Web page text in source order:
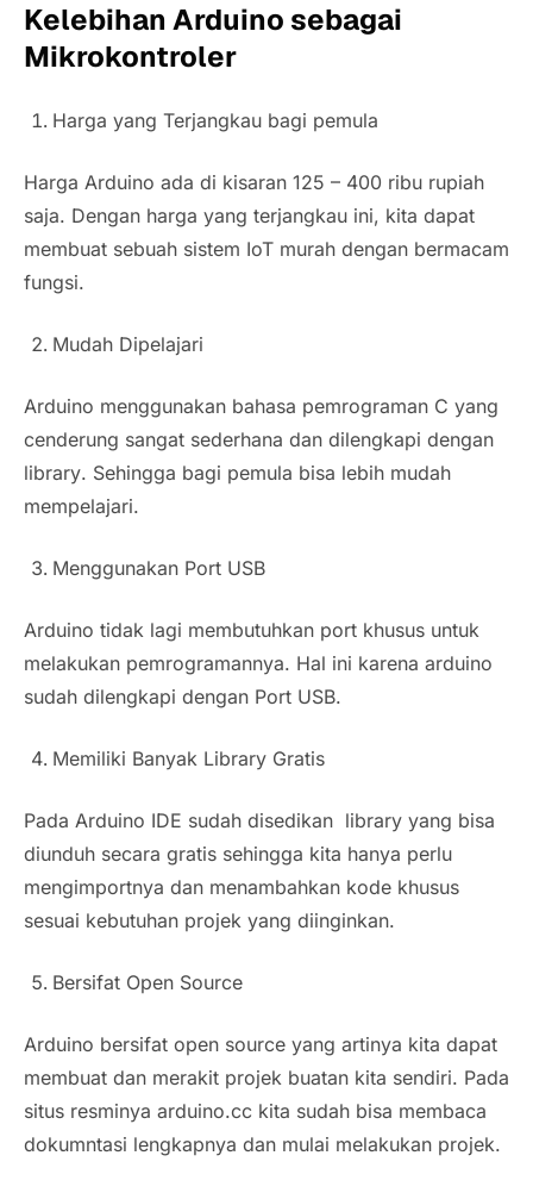
Kelebihan Arduino sebagai
Mikrokontroler
Harga yang Terjangkau bagi pemula
Harga Arduino ada di kisaran 125 – 400 ribu rupiah
saja. Dengan harga yang terjangkau ini, kita dapat
membuat sebuah sistem IoT murah dengan bermacam
fungsi.
Mudah Dipelajari
Arduino menggunakan bahasa pemrograman C yang
cenderung sangat sederhana dan dilengkapi dengan
library. Sehingga bagi pemula bisa lebih mudah
mempelajari.
Menggunakan Port USB
Arduino tidak lagi membutuhkan port khusus untuk
melakukan pemrogramannya. Hal ini karena arduino
sudah dilengkapi dengan Port USB.
Memiliki Banyak Library Gratis
Pada Arduino IDE sudah disedikan library yang bisa
diunduh secara gratis sehingga kita hanya perlu
mengimportnya dan menambahkan kode khusus
sesuai kebutuhan projek yang diinginkan.
Bersifat Open Source
Arduino bersifat open source yang artinya kita dapat
membuat dan merakit projek buatan kita sendiri. Pada
situs resminya arduino.cc kita sudah bisa membaca
dokumntasi lengkapnya dan mulai melakukan projek.